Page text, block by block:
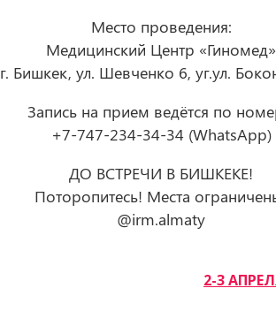
Место проведения:
Медицинский Центр «Гиномед»
г. Бишкек, ул. Шевченко 6, уг.ул.
Запись на прием ведётся по
+7-747-234-34-34 (WhatsApp)
ДО ВСТРЕЧИ В БИШКЕКЕ!
Поторопитесь! Места
@irm.almaty
2-3